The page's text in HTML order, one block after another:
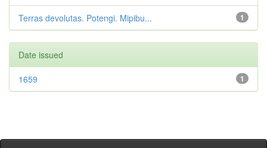
1
Terras devolutas. Potengi. Mipibu...
Date issued
1
1659